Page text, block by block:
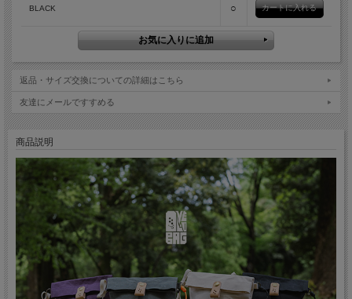
BLACK ○
返品・サイズ交換についての詳細はこちら
友達にメールですすめる
商品説明